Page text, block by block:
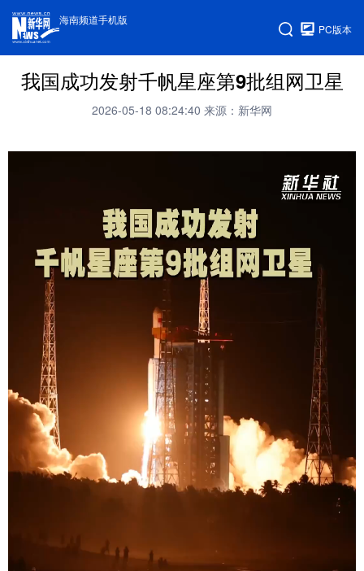
海南频道手机版
PC版本
我国成功发射千帆星座第9批组网卫星
2026-05-18 08:24:40 来源：新华网